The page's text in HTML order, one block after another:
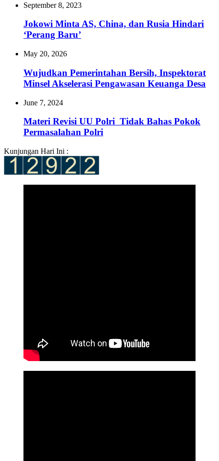
September 8, 2023
Jokowi Minta AS, China, dan Rusia Hindari
‘Perang Baru’
May 20, 2026
Wujudkan Pemerintahan Bersih, Inspektorat
Minsel Akselerasi Pengawasan Keuanga Desa
June 7, 2024
Materi Revisi UU Polri Tidak Bahas Pokok
Permasalahan Polri
Kunjungan Hari Ini :